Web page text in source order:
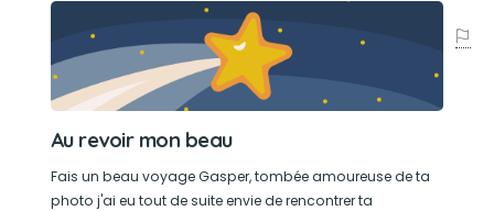
Au revoir mon beau
Fais un beau voyage Gasper, tombée amoureuse de ta
photo j'ai eu tout de suite envie de rencontrer ta